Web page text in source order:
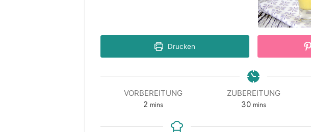
Drucken
VORBEREITUNG
2minutes
mins
ZUBEREITUNG
30minutes
mins